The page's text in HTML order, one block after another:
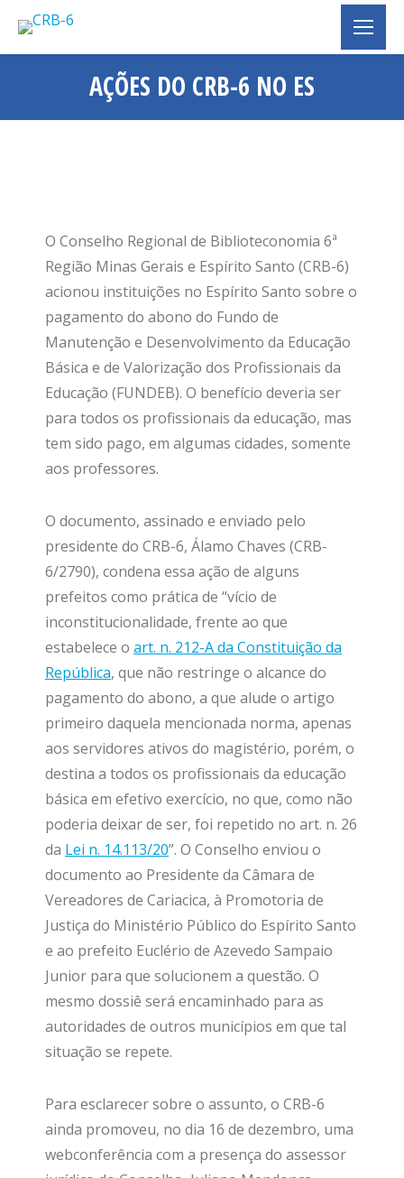
AÇÕES DO CRB-6 NO ES
Você está aqui:
O Conselho Regional de Biblioteconomia 6ª
Região Minas Gerais e Espírito Santo (CRB-6)
acionou instituições no Espírito Santo sobre o
pagamento do abono do Fundo de
Manutenção e Desenvolvimento da Educação
Básica e de Valorização dos Profissionais da
Educação (FUNDEB). O benefício deveria ser
para todos os profissionais da educação, mas
tem sido pago, em algumas cidades, somente
aos professores.
O documento, assinado e enviado pelo
presidente do CRB-6, Álamo Chaves (CRB-
6/2790), condena essa ação de alguns
prefeitos como prática de “vício de
inconstitucionalidade, frente ao que
estabelece o art. n. 212-A da Constituição da
República, que não restringe o alcance do
pagamento do abono, a que alude o artigo
primeiro daquela mencionada norma, apenas
aos servidores ativos do magistério, porém, o
destina a todos os profissionais da educação
básica em efetivo exercício, no que, como não
poderia deixar de ser, foi repetido no art. n. 26
da Lei n. 14.113/20”. O Conselho enviou o
documento ao Presidente da Câmara de
Vereadores de Cariacica, à Promotoria de
Justiça do Ministério Público do Espírito Santo
e ao prefeito Euclério de Azevedo Sampaio
Junior para que solucionem a questão. O
mesmo dossiê será encaminhado para as
autoridades de outros municípios em que tal
situação se repete.
Para esclarecer sobre o assunto, o CRB-6
ainda promoveu, no dia 16 de dezembro, uma
webconferência com a presença do assessor